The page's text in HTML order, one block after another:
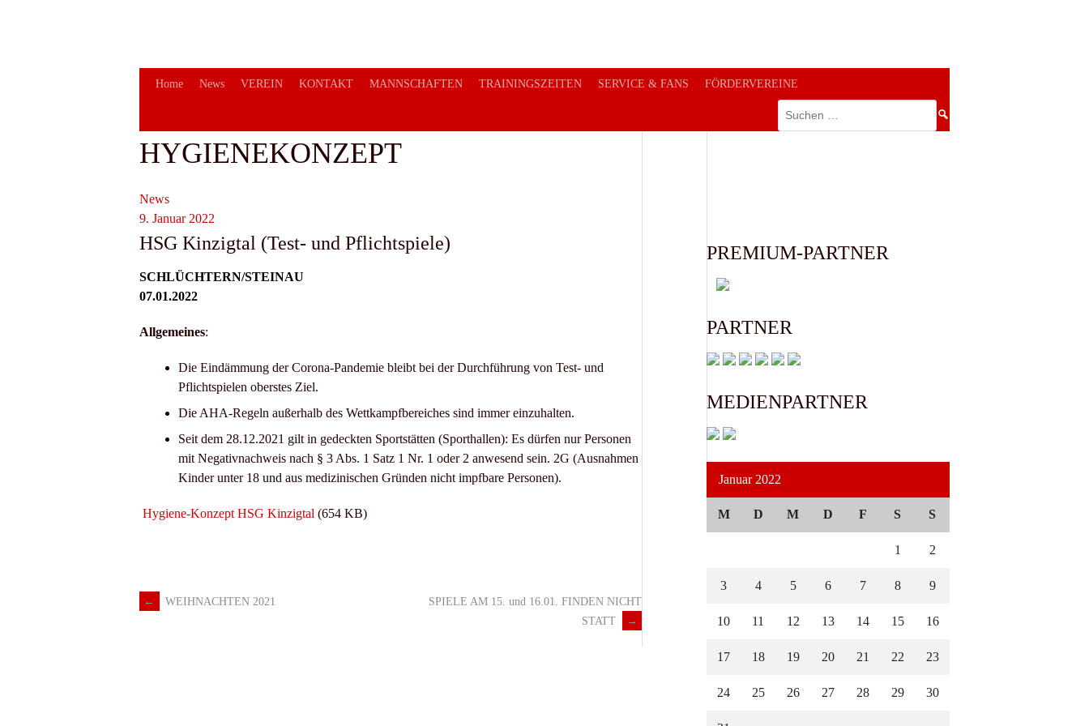
Home News VEREIN KONTAKT MANNSCHAFTEN TRAININGSZEITEN SERVICE & FANS FÖRDERVEREINE
Suchen
nach:
HYGIENEKONZEPT
News
9. Januar 2022
HSG Kinzigtal (Test- und Pflichtspiele)
SCHLÜCHTERN/STEINAU
07.01.2022
Allgemeines:
Die Eindämmung der Corona-Pandemie bleibt bei der Durchführung von Test- und
Pflichtspielen oberstes Ziel.
Die AHA-Regeln außerhalb des Wettkampfbereiches sind immer einzuhalten.
Seit dem 28.12.2021 gilt in gedeckten Sportstätten (Sporthallen): Es dürfen nur Personen
mit Negativnachweis nach § 3 Abs. 1 Satz 1 Nr. 1 oder 2 anwesend sein. 2G (Ausnahmen
Kinder unter 18 und aus medizinischen Gründen nicht impfbare Personen).
Hygiene-Konzept HSG Kinzigtal (654 KB)
Artikel-
← WEIHNACHTEN 2021
SPIELE AM 15. und 16.01. FINDEN NICHT
STATT
→
PREMIUM-PARTNER
PARTNER
MEDIENPARTNER
Januar 2022
M D M D F S S
1 2
3 4 5 6 7 8 9
10 11 12 13 14 15 16
17 18 19 20 21 22 23
24 25 26 27 28 29 30